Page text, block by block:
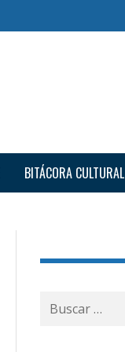
BITÁCORA CULTURAL
Buscar
por: